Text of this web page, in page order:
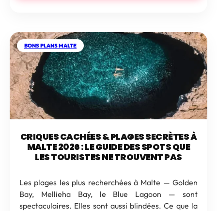
BONS PLANS MALTE
CRIQUES CACHÉES & PLAGES SECRÈTES À
MALTE 2026 : LE GUIDE DES SPOTS QUE
LES TOURISTES NE TROUVENT PAS
Les plages les plus recherchées à Malte — Golden
Bay, Mellieha Bay, le Blue Lagoon — sont
spectaculaires. Elles sont aussi blindées. Ce que la